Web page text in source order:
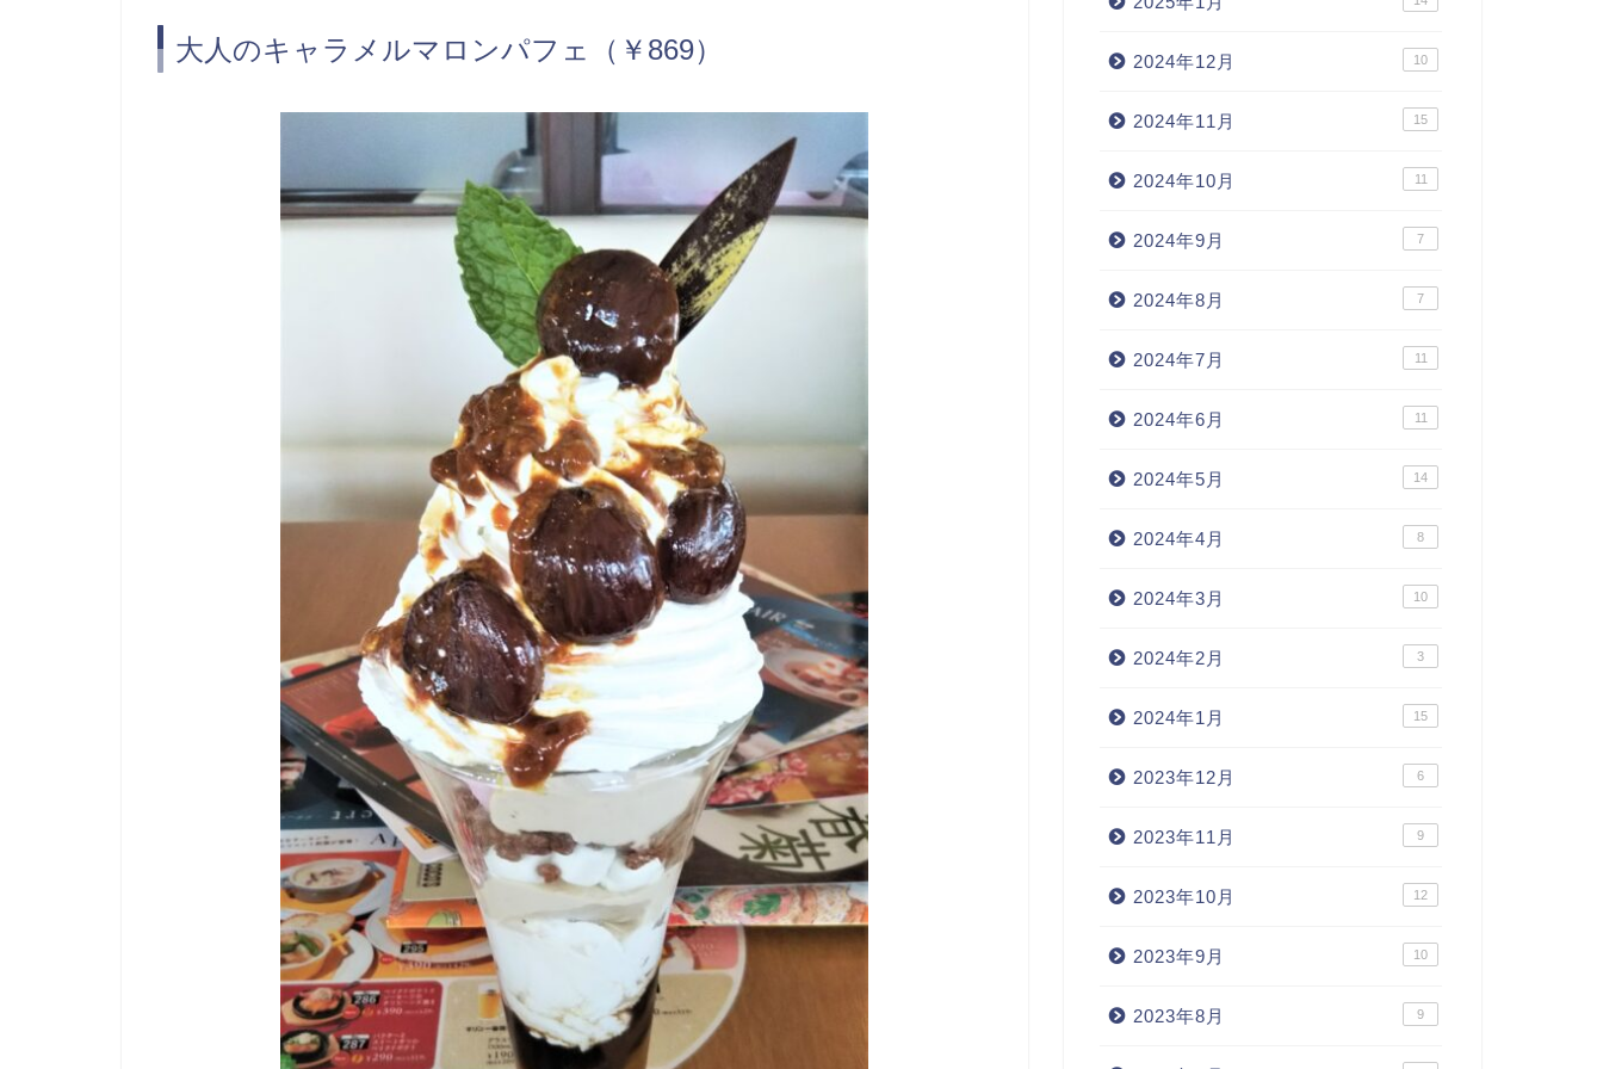
大人のキャラメルマロンパフェ（￥869） 2024年12月 10
2024年11月 15
2024年10月 11
2024年9月 7
2024年8月 7
2024年7月 11
2024年6月 11
2024年5月 14
2024年4月 8
2024年3月 10
2024年2月 3
2024年1月 15
2023年12月 6
2023年11月 9
2023年10月 12
2023年9月 10
2023年8月 9